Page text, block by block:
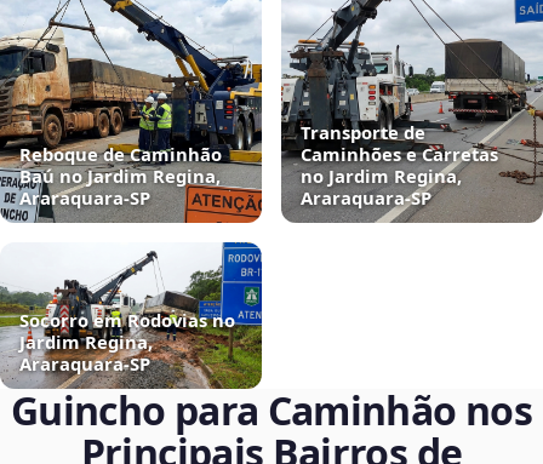
Reboque de Caminhão
Baú no Jardim Regina,
Araraquara‑SP
Transporte de
Caminhões e Carretas
no Jardim Regina,
Araraquara‑SP
Socorro em Rodovias no
Jardim Regina,
Araraquara‑SP
Guincho para Caminhão nos
Principais Bairros de